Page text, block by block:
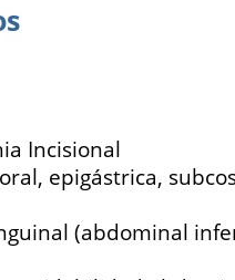
Incisional
epigástrica,
(abdominal